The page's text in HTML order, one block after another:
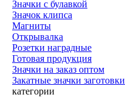
Значки с булавкой
Значок клипса
Магниты
Открывалка
Розетки наградные
Готовая продукция
Значки на заказ оптом
Закатные значки заготовки
категории